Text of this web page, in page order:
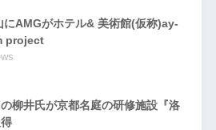
にAMGがホテル& 美術館(仮称)ay-
project
柳井氏が京都名庭の研修施設『洛